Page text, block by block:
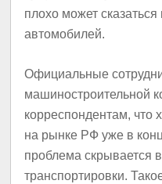
плохо может сказаться
автомобилей.
Официальные
машиностроительной
корреспондентам, что
на рынке РФ уже в
проблема скрывается
транспортировки.